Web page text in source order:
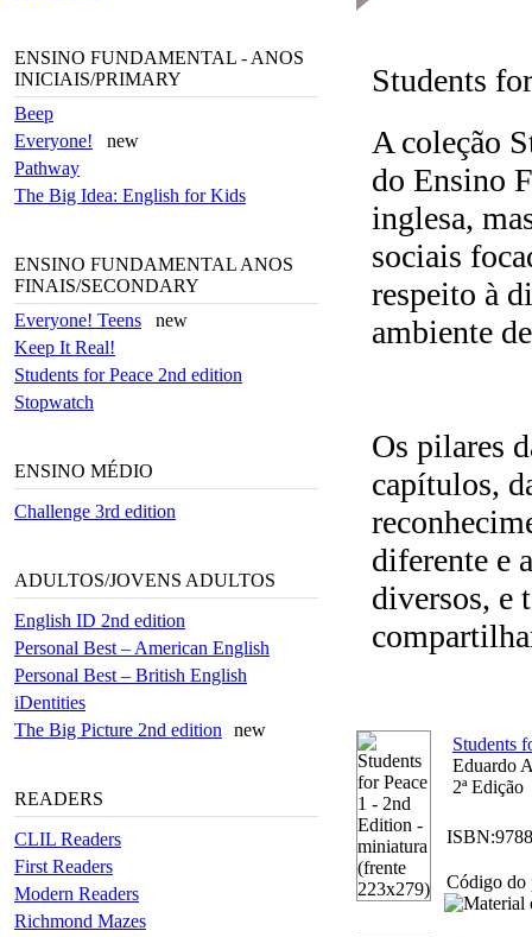
ENSINO FUNDAMENTAL - ANOS
INICIAIS/PRIMARY
Beep
Everyone! new
Pathway
The Big Idea: English for Kids
ENSINO FUNDAMENTAL ANOS
FINAIS/SECONDARY
Everyone! Teens new
Keep It Real!
Students for Peace 2nd edition
Stopwatch
ENSINO MÉDIO
Challenge 3rd edition
ADULTOS/JOVENS ADULTOS
English ID 2nd edition
Personal Best – American English
Personal Best – British English
iDentities
The Big Picture 2nd edition
new
READERS
CLIL Readers
First Readers
Modern Readers
Richmond Mazes
Students
A coleção
do Ensino
inglesa,
sociais
respeito à
ambiente
Os pilares
capítulos,
diferente e
diversos, e
Students
Eduardo
2ª Edição
ISBN:
Código do